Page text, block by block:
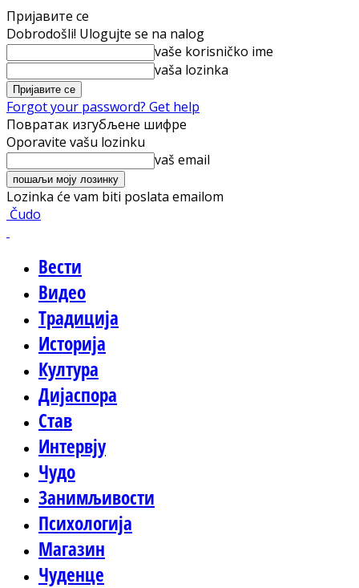
Пријавите се
Dobrodošli! Ulogujte se na nalog
vaše korisničko ime
vaša lozinka
Forgot your password? Get help
Повратак изгубљене шифре
Oporavite vašu lozinku
vaš email
Lozinka će vam biti poslata emailom
Čudo
Вести
Видео
Традиција
Историја
Култура
Дијаспора
Став
Интервју
Чудо
Занимљивости
Психологија
Магазин
Чуденце